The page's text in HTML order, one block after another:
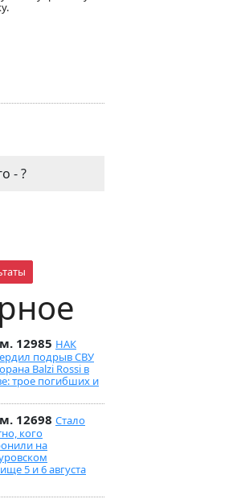
- ?
12985 НАК
подрыв СВУ
Balzi Rossi в
трое погибших и
12698 Стало
кого
на
5 и 6 августа